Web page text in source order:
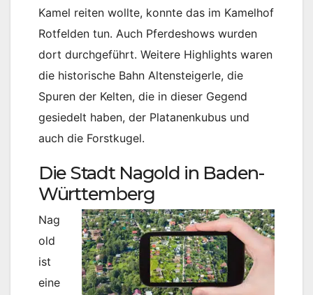
Kamel reiten wollte, konnte das im Kamelhof
Rotfelden tun. Auch Pferdeshows wurden
dort durchgeführt. Weitere Highlights waren
die historische Bahn Altensteigerle, die
Spuren der Kelten, die in dieser Gegend
gesiedelt haben, der Platanenkubus und
auch die Forstkugel.
Die Stadt Nagold in Baden-
Württemberg
Nag
old
ist
eine